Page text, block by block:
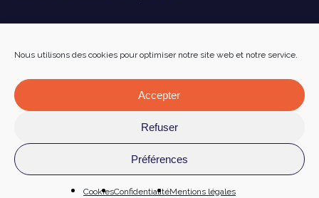
Nous utilisons des cookies pour optimiser notre site web et notre service.
Accepter
Refuser
Préférences
CookiesConfidentialitéMentions légales
Presse
FAQ
Facebook
Mentions légales–Confidentialité–Cookies
Réalisé parNuméria Communication